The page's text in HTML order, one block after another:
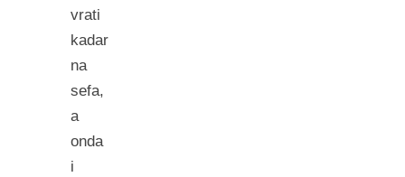
vrati
kadar
na
sefa,
a
onda
i